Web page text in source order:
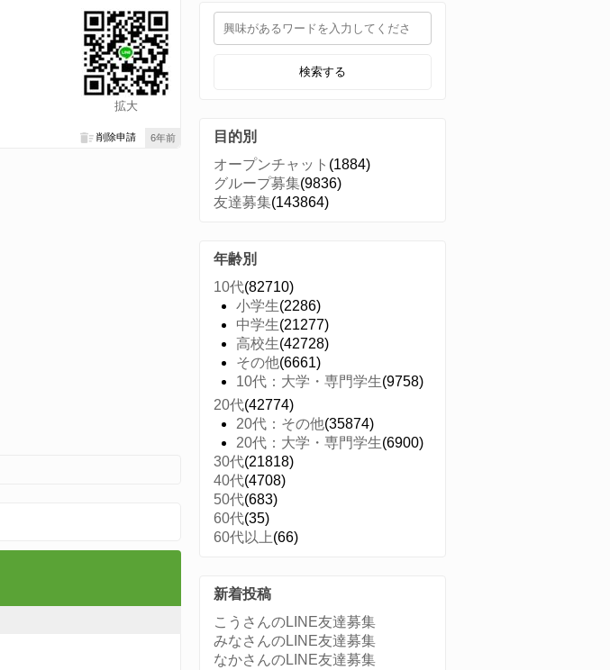
拡大
6年前
削除申請
検索する
目的別
オープンチャット (1884)
グループ募集(9836)
友達募集(143864)
年齢別
10代(82710)
小学生(2286)
中学生(21277)
高校生(42728)
その他(6661)
10代：大学・専門学生(9758)
20代(42774)
20代：その他(35874)
20代：大学・専門学生(6900)
30代(21818)
40代(4708)
50代(683)
60代(35)
60代以上(66)
新着投稿
こうさんのLINE友達募集
みなさんのLINE友達募集
なかさんのLINE友達募集